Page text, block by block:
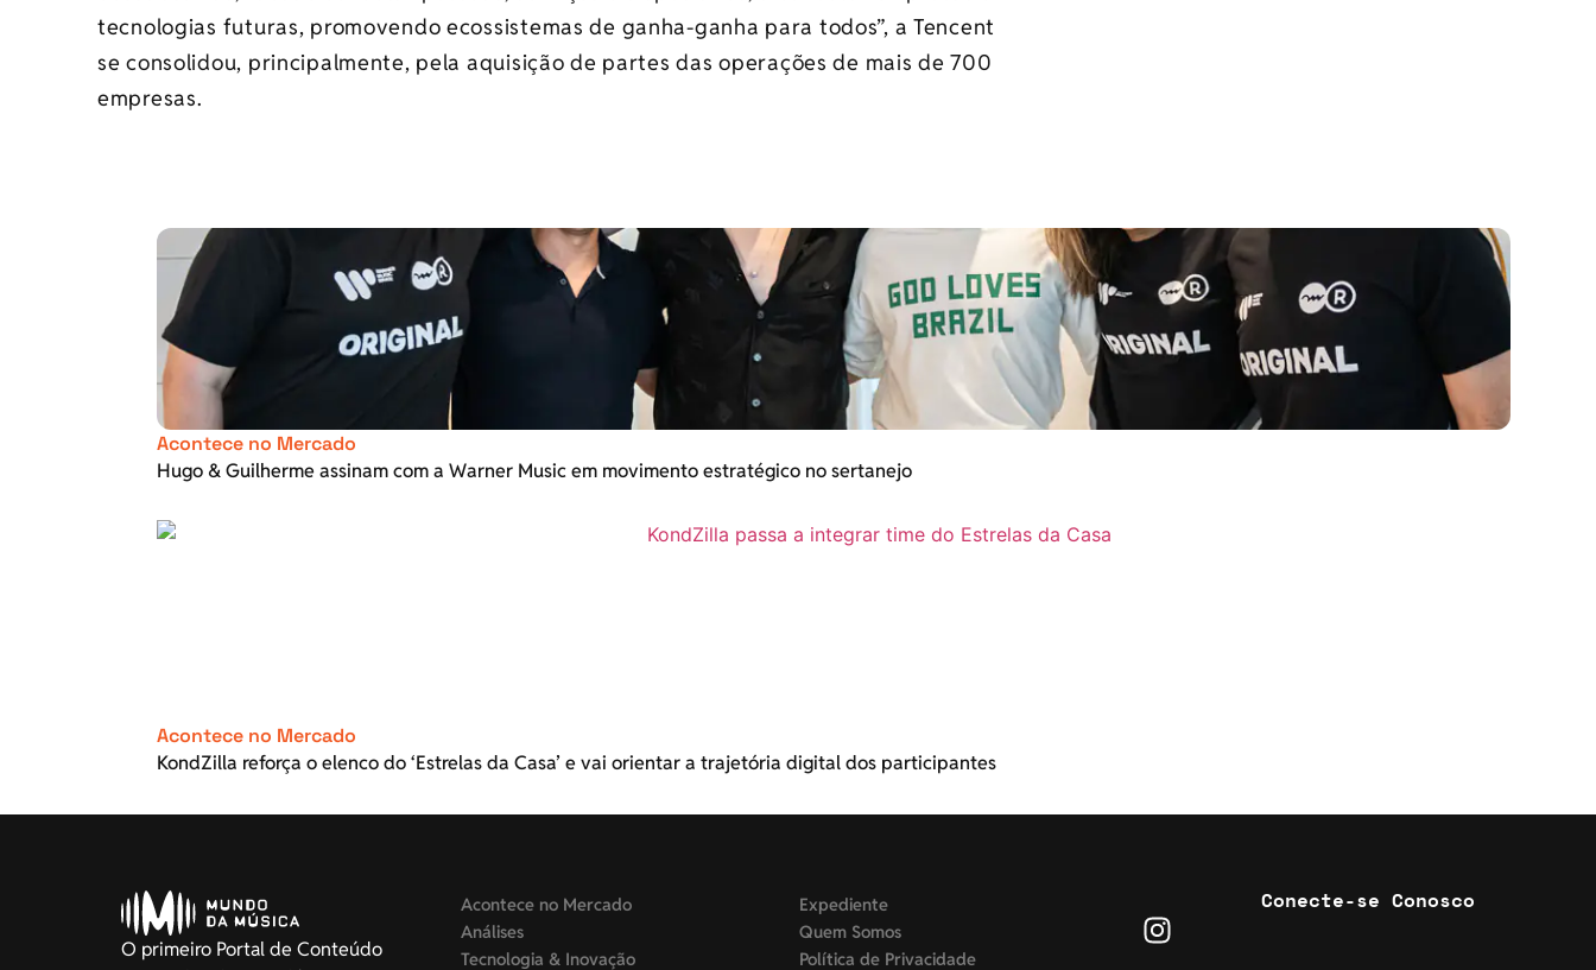
tecnologias futuras, promovendo ecossistemas de ganha-ganha para todos”, a Tencent
se consolidou, principalmente, pela aquisição de partes das operações de mais de 700
empresas.
Acontece no Mercado
Hugo & Guilherme assinam com a Warner Music em movimento estratégico no sertanejo
Acontece no Mercado
KondZilla reforça o elenco do ‘Estrelas da Casa’ e vai orientar a trajetória digital dos participantes
O primeiro Portal de Conteúdo
Acontece no Mercado
Análises
Tecnologia & Inovação
Expediente
Quem Somos
Política de Privacidade
Conecte-se Conosco